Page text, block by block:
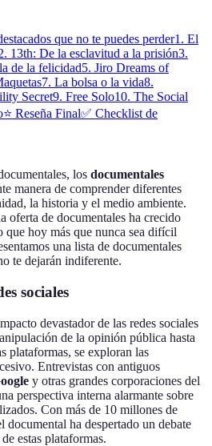
que no te puedes perder1. El
13th: De la esclavitud a la prisión3.
de la felicidad5. Jiro Dreams of
7. La bolsa o la vida8.
Secret9. Free Solo10. The Social
⭐️ Reseña Final✅ Checklist de
los documentales
manera de comprender diferentes
la historia y el medio ambiente.
oferta de documentales ha crecido
que hoy más que nunca sea difícil
una lista de documentales
te dejarán indiferente.
sociales
devastador de las redes sociales
de la opinión pública hasta
plataformas, se exploran las
Entrevistas con antiguos
y otras grandes corporaciones del
perspectiva interna alarmante sobre
Con más de 10 millones de
ha despertado un debate
estas plataformas.